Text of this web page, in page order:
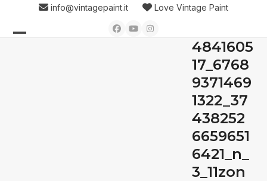
content
info@vintagepaint.it Love Vintage Paint
Facebook
YouTubeInstagram
4841605
17_6768
9371469
1322_37
438252
6659651
6421_n_
3_11zon